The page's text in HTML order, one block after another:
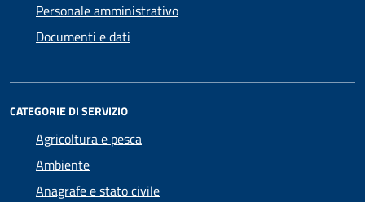
Personale amministrativo
Documenti e dati
CATEGORIE DI SERVIZIO
Agricoltura e pesca
Ambiente
Anagrafe e stato civile